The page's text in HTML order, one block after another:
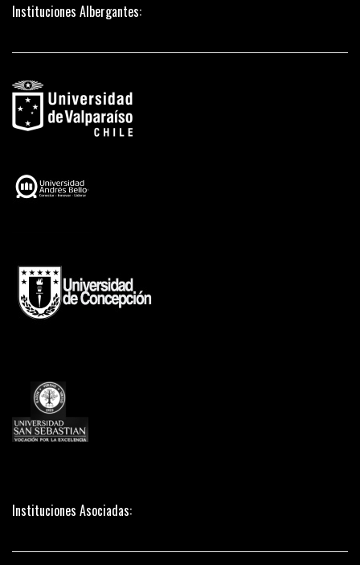
Instituciones Albergantes:
Instituciones Asociadas: